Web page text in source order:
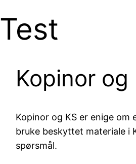
Test
Kopinor og
Kopinor og KS er enige
bruke beskyttet materiale i
spørsmål.